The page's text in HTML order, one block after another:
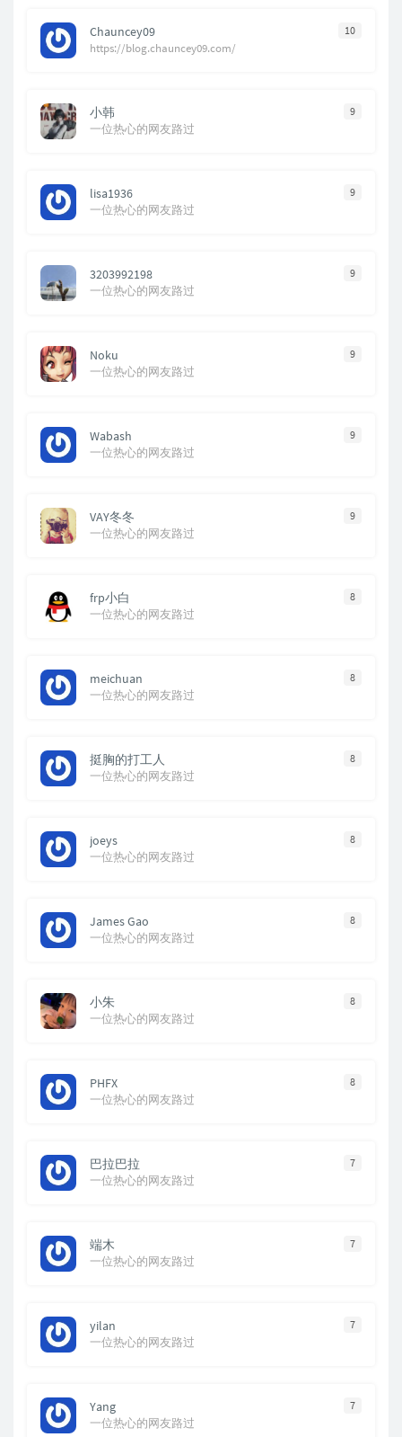
10
Chauncey09
https://blog.chauncey09.com/
9
小韩
一位热心的网友路过
9
lisa1936
一位热心的网友路过
9
3203992198
一位热心的网友路过
9
Noku
一位热心的网友路过
9
Wabash
一位热心的网友路过
9
VAY冬冬
一位热心的网友路过
8
frp小白
一位热心的网友路过
8
meichuan
一位热心的网友路过
8
挺胸的打工人
一位热心的网友路过
8
joeys
一位热心的网友路过
8
James Gao
一位热心的网友路过
8
小朱
一位热心的网友路过
8
PHFX
一位热心的网友路过
7
巴拉巴拉
一位热心的网友路过
7
端木
一位热心的网友路过
7
yilan
一位热心的网友路过
7
Yang
一位热心的网友路过